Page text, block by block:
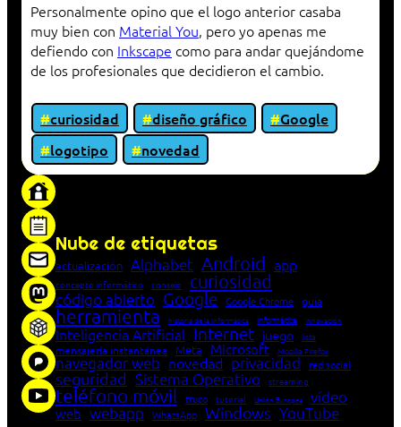
Personalmente opino que el logo anterior casaba
muy bien con Material You, pero yo apenas me
defiendo con Inkscape como para andar quejándome
de los profesionales que decidieron el cambio.
curiosidad diseño gráfico
Google
logotipo
novedad
Nube de etiquetas
actualización Alphabet Android app
concepto informático consejo curiosidad
código abierto Google Google Chrome guía
herramienta historia de la Informática Informática innovación
Inteligencia Artificial Internet juego lista
mensajería instantánea Meta Microsoft Mozilla Firefox
navegador web novedad privacidad red social
seguridad Sistema Operativo streaming
teléfono móvil truco tutorial Unión Europea vídeo
web webapp WhatsApp Windows YouTube